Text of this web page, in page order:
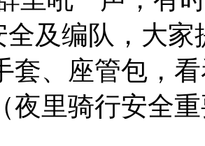
全及编队，大
套、座管包，
夜里骑行安全